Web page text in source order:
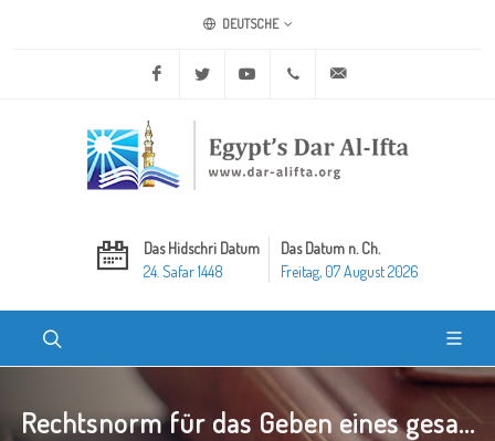
DEUTSCHE
Facebook Twitter Youtube +20 2 25970400
Das Hidschri Datum
24. Safar 1448
Das Datum n. Ch.
Freitag, 07 August 2026
Rechtsnorm für das Geben eines gesa...